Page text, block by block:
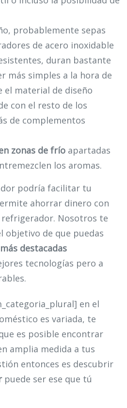
probablemente sepas
de acero inoxidable
duran bastante
más simples a la hora de
el material de diseño
con el resto de los
de complementos
zonas de frío apartadas
los aromas.
podría facilitar tu
ahorrar dinero con
Nosotros te
objetivo de que puedas
destacadas
tecnologías pero a
en el
es variada, te
es posible encontrar
amplia medida a tus
entonces es descubrir
puede ser ese que tú